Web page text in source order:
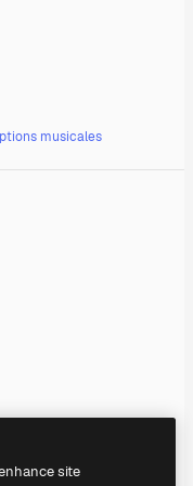
musicales
site